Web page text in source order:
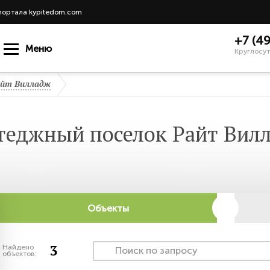
kypitedom.com
Меню
+7
Вилладж
поселок Райт
Объекты
Найдено
объектов: 3